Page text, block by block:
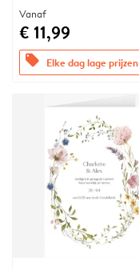
Vanaf
€ 11,99
offers Elke dag lage prijzen